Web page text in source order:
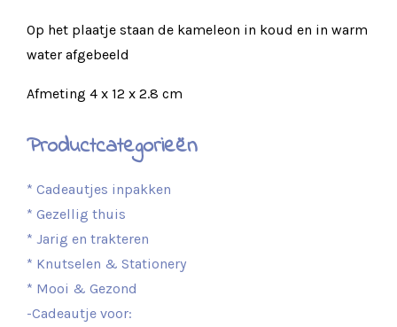
Op het plaatje staan de kameleon in koud en in warm
water afgebeeld
Afmeting 4 x 12 x 2.8 cm
Productcategorieën
* Cadeautjes inpakken
* Gezellig thuis
* Jarig en trakteren
* Knutselen & Stationery
* Mooi & Gezond
-Cadeautje voor: